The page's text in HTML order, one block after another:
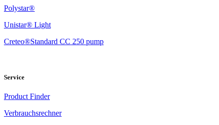
Polystar®
Unistar® Light
Creteo®Standard CC 250 pump
Service
Product Finder
Verbrauchsrechner